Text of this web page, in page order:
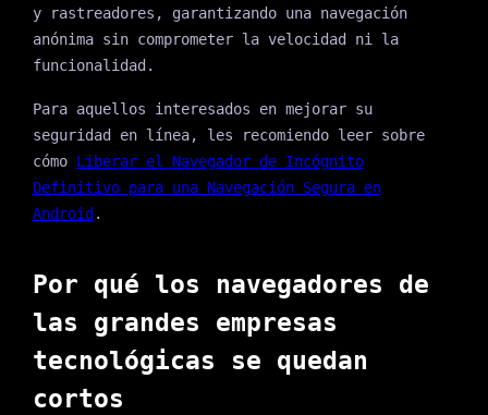
y rastreadores, garantizando una navegación
anónima sin comprometer la velocidad ni la
funcionalidad.
Para aquellos interesados en mejorar su
seguridad en línea, les recomiendo leer sobre
cómo Liberar el Navegador de Incógnito
Definitivo para una Navegación Segura en
Android .
Por qué los navegadores de
las grandes empresas
tecnológicas se quedan
cortos